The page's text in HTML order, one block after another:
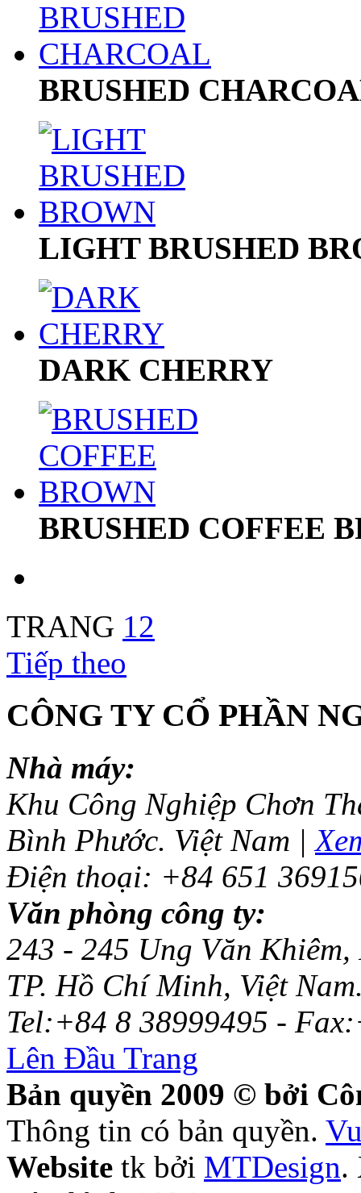
BRUSHED
LIGHT BRUSHED
DARK CHERRY
BRUSHED COFFEE
TRANG 12
Tiếp theo
CÔNG TY CỔ PHẦN
Nhà máy:
Khu Công Nghiệp Chơn
Bình Phước. Việt Nam |
Điện thoại: +84 651
Văn phòng công ty:
243 - 245 Ung Văn
TP. Hồ Chí Minh, Việt
Tel:+84 8 38999495 -
Lên Đầu Trang
Bản quyền 2009 © bởi
Thông tin có bản quyền.
Website tk bởi MTDesign.